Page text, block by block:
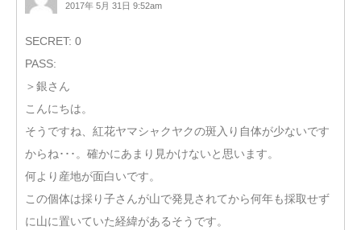
2017年 5月 31日 9:52am
SECRET: 0
PASS:
＞銀さん
こんにちは。
そうですね、紅花ヤマシャクヤクの斑入り自体が少ないです
からね･･･。確かにあまり見かけないと思います。
何より産地が面白いです。
この個体は採り子さんが山で発見されてから何年も採取せず
に山に置いていた経緯があるそうです。